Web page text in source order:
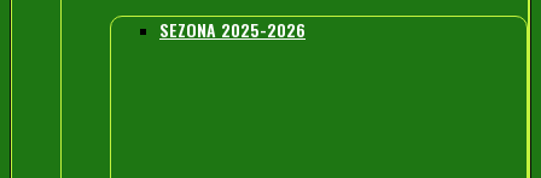
SEZONA 2025-2026